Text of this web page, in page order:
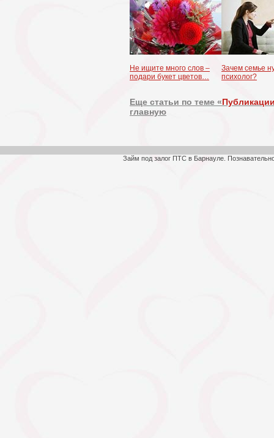
Не ищите много слов –
подари букет цветов…
Зачем семье
психолог?
Еще статьи по теме «
главную
Займ под залог ПТС в Барнауле.